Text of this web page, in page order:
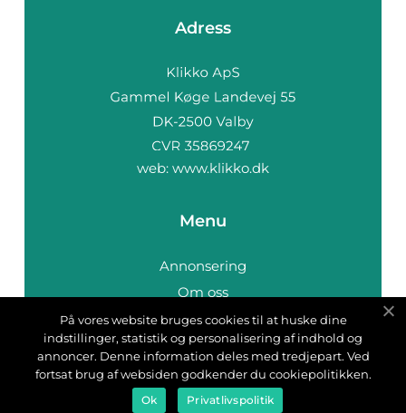
Adress
web: www.klikko.dk
Menu
Annonsering
Om oss
Cookies
Kontakta oss
Sitemap
På vores website bruges cookies til at huske dine
indstillinger, statistik og personalisering af indhold og
annoncer. Denne information deles med tredjepart. Ved
fortsat brug af websiden godkender du cookiepolitikken.
Ok Privatlivspolitik